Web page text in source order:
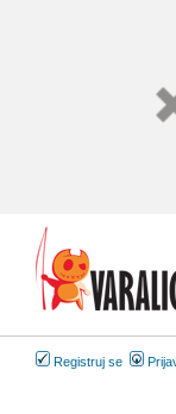
Registruj se